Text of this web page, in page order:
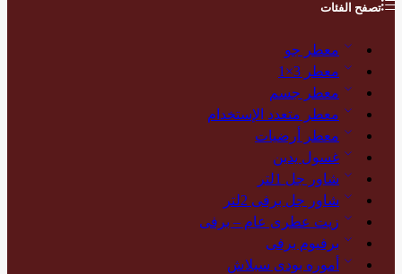
تصفح الفئات
معطر جو
معطر 3×1
معطر جسم
معطر متعدد الإستخدام
معطر أرضيات
غسول يدين
شاور جل 1لتر
شاور جل برفى 2لتر
زيت عطرى عام – برفى
برفيوم برفى
أموره بودى سبلاش